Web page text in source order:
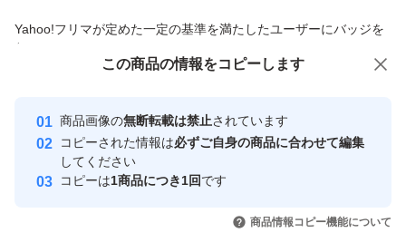
Yahoo!フリマが定めた一定の基準を満たしたユーザーにバッジを
付与しています
安心取引出品者
心・安全なユーザーです
取引実績
引を完了させた実績があります
この商品の情報をコピーします
商品画像の無断転載は禁止されています
コピーされた情報は必ずご自身の商品に合わせて編集
してください
コピーは1商品につき1回です
商品情報コピー機能について
この商品をみている人にオススメ